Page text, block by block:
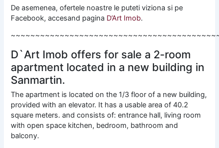
De asemenea, ofertele noastre le puteti viziona si pe
Facebook, accesand pagina D’Art Imob.
D`Art Imob offers for sale a 2-room
apartment located in a new building in
Sanmartin.
The apartment is located on the 1/3 floor of a new building,
provided with an elevator. It has a usable area of ​​40.2
square meters. and consists of: entrance hall, living room
with open space kitchen, bedroom, bathroom and
balcony.